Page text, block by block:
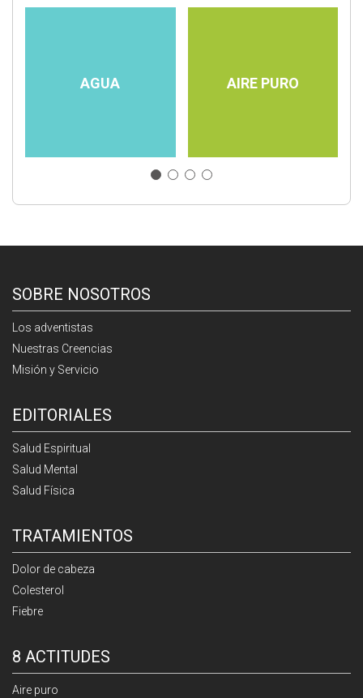
AGUA AIRE PURO
SOBRE NOSOTROS
Los adventistas
Nuestras Creencias
Misión y Servicio
EDITORIALES
Salud Espiritual
Salud Mental
Salud Física
TRATAMIENTOS
Dolor de cabeza
Colesterol
Fiebre
8 ACTITUDES
Aire puro